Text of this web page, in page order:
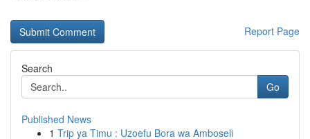
Report Page
Search
Go
Published News
1 Trip ya Timu : Uzoefu Bora wa Amboseli